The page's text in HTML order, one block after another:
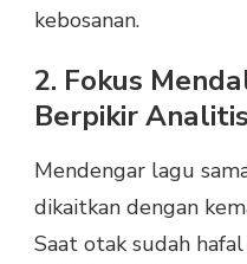
kebosanan.
2. Fokus
Berpikir Analitis
Mendengar lagu
dikaitkan dengan
Saat otak sudah